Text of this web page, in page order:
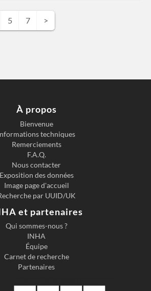
5 7 >
À propos
Bienvenue
techniques
Remerciements
F.A.Q.
Nous contacter
Exposition des données
Image page d'accueil
par UUID/UK
et partenaires
Qui sommes-nous ?
INHA
Équipe
Carnet de recherche
Partenaires